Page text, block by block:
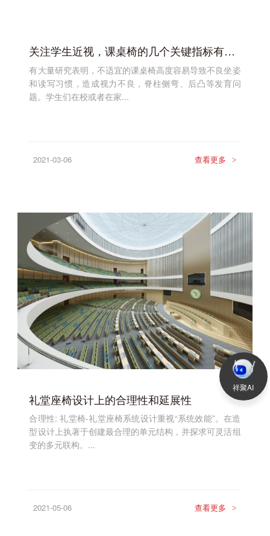
关注学生近视，课桌椅的几个关键指标有着决定性因素--祥聚座椅
有大量研究表明，不适宜的课桌椅高度容易导致不良坐姿
和读写习惯，造成视力不良，脊柱侧弯、后凸等发育问
题。学生们在校或者在家...
2021-03-06 查看更多 >
礼堂座椅设计上的合理性和延展性
合理性: 礼堂椅-礼堂座椅系统设计重视“系统效能”。在造
型设计上执著于创建最合理的单元结构，并探求可灵活组
变的多元联构。...
2021-05-06 查看更多 >
祥聚AI